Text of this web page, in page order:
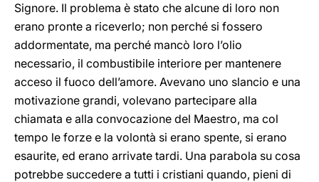
Signore. Il problema è stato che alcune di loro non
erano pronte a riceverlo; non perché si fossero
addormentate, ma perché mancò loro l’olio
necessario, il combustibile interiore per mantenere
acceso il fuoco dell’amore. Avevano uno slancio e una
motivazione grandi, volevano partecipare alla
chiamata e alla convocazione del Maestro, ma col
tempo le forze e la volontà si erano spente, si erano
esaurite, ed erano arrivate tardi. Una parabola su cosa
potrebbe succedere a tutti i cristiani quando, pieni di